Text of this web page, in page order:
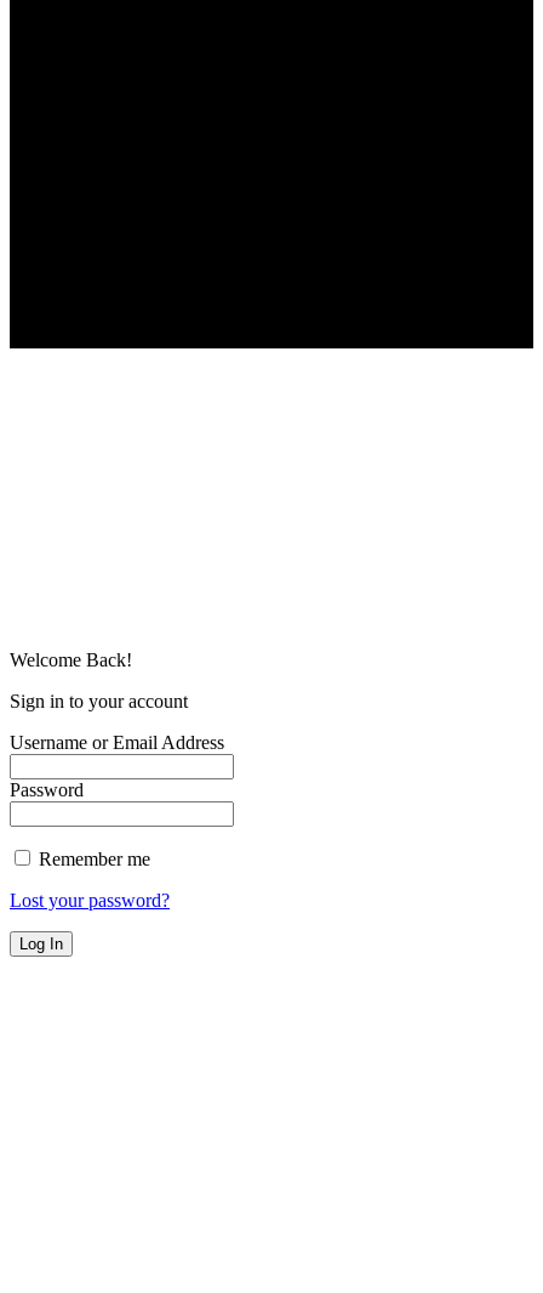
Welcome Back!
Sign in to your account
Username or Email Address
Password
Remember me
Lost your password?